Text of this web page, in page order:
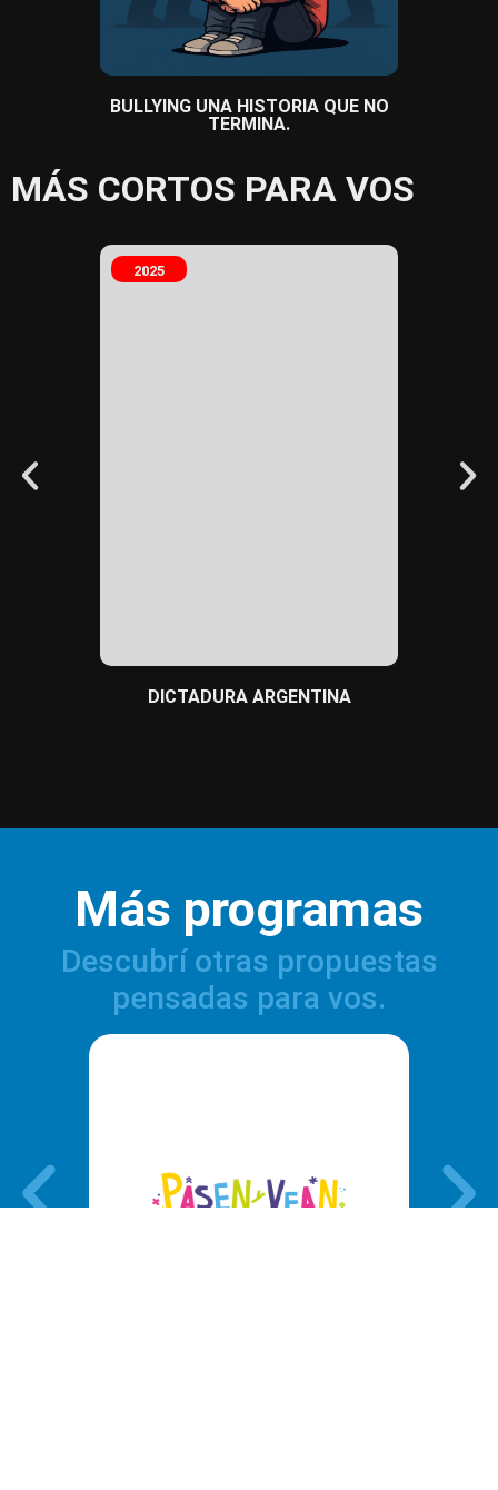
BULLYING UNA HISTORIA QUE NO
TERMINA.
MÁS CORTOS PARA VOS
2025
DICTADURA ARGENTINA
Más programas
Descubrí otras propuestas
pensadas para vos.